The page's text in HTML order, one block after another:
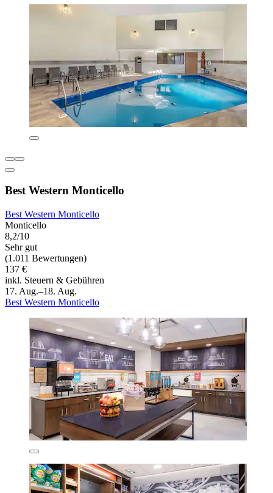
Best Western Monticello
Best Western Monticello
Monticello
8,2/10
Sehr gut
(1.011 Bewertungen)
137 €
inkl. Steuern & Gebühren
17. Aug.–18. Aug.
Best Western Monticello